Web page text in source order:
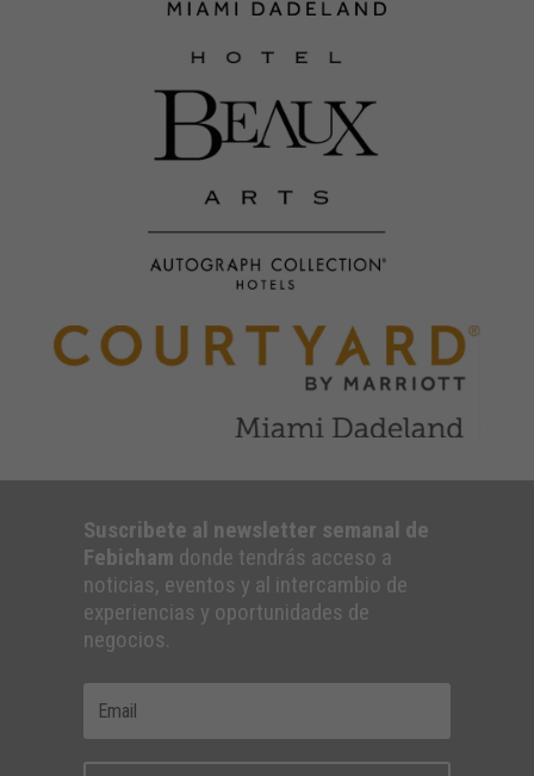
Suscribete al newsletter semanal de
Febicham donde tendrás acceso a
noticias, eventos y al intercambio de
experiencias y oportunidades de
negocios.